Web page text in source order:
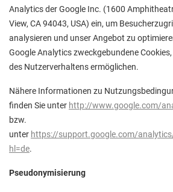
Analytics der Google Inc. (1600
View, CA 94043, USA) ein, um
analysieren und unser Angebot zu
Google Analytics zweckgebundene
des Nutzerverhaltens ermöglichen.
Nähere Informationen zu
finden Sie unter http://www.google.com/
bzw.
unter https://support.google.com/
hl=de.
Pseudonymisierung